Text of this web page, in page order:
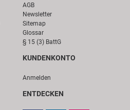
AGB
Newsletter
Sitemap
Glossar
§ 15 (3) BattG
KUNDENKONTO
Anmelden
ENTDECKEN